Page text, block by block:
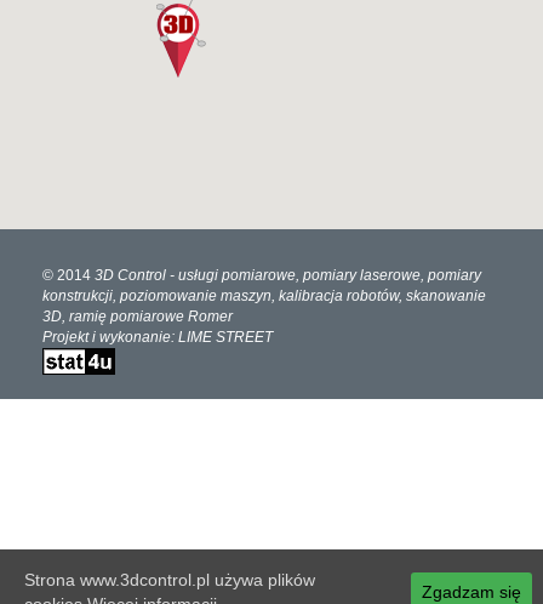
© 2014 3D Control - usługi pomiarowe, pomiary laserowe, pomiary
konstrukcji, poziomowanie maszyn, kalibracja robotów, skanowanie
3D, ramię pomiarowe Romer
Projekt i wykonanie: LIME STREET
Strona www.3dcontrol.pl używa plików
Zgadzam się